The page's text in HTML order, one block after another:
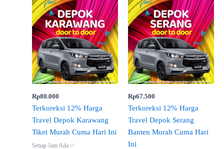
Rp80.000
Terkoreksi 12% Harga
Travel Depok Karawang
Tiket Murah Cuma Hari Ini
Setiap Jam Ada ✅
Rp67.500
Terkoreksi 12% Harga
Travel Depok Serang
Banten Murah Cuma Hari
Ini